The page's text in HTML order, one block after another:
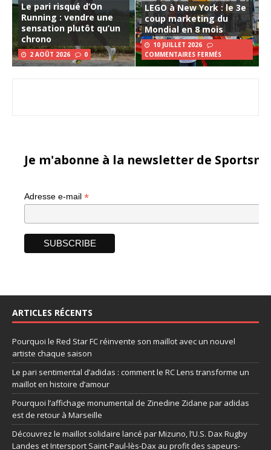
Le pari risqué d’On
Running : vendre une
sensation plutôt qu’un
chrono
2 AOÛT 2026 0
LEGO à New York : le 3e
coup marketing du
Mondial en 8 mois
10 JUILLET 2026
COMMENTAIRES FERMÉS
Je m'abonne à la newsletter de
Adresse e-mail *
ARTICLES RÉCENTS
Pourquoi le Red Star FC réinvente son maillot avec un nouvel
artiste chaque saison
Le pari sentimental d’adidas : comment le RC Lens transforme un
maillot en histoire d’amour
Pourquoi l’affichage monumental de Zinedine Zidane par adidas
est de retour à Marseille
Découvrez le maillot solidaire lancé par Mizuno, l’U.S. Dax Rugby
Landes et Intersport Saint-Paul-lès-Dax au profit des sapeurs-